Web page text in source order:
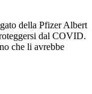
della Pfizer Albert
dal COVID.
che li avrebbe